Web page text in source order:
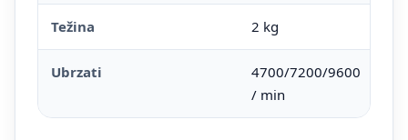
Težina 2 kg
Ubrzati
4700/7200/9600
/ min